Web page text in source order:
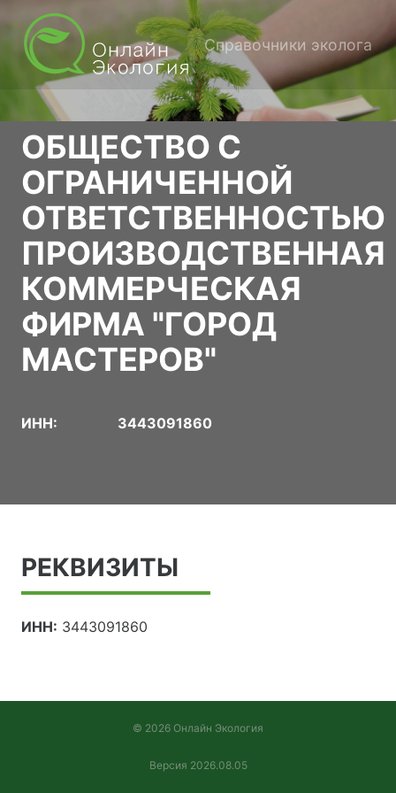
Справочники эколога
ОБЩЕСТВО С
ОГРАНИЧЕННОЙ
ОТВЕТСТВЕННОСТЬЮ
ПРОИЗВОДСТВЕННАЯ
КОММЕРЧЕСКАЯ
ФИРМА "ГОРОД
МАСТЕРОВ"
ИНН: 3443091860
РЕКВИЗИТЫ
ИНН: 3443091860
© 2026 Онлайн Экология
Версия 2026.08.05